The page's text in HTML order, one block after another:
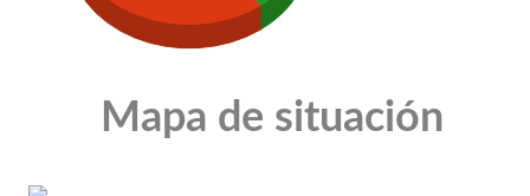
Mapa de situación